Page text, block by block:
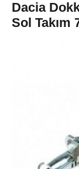
Dacia
Sol Takım